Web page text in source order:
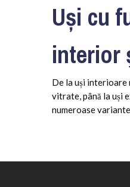
Uși cu
interior
De la uși interioare
vitrate, până la uși
numeroase